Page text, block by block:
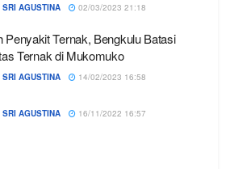
SRI AGUSTINA 02/03/2023 21:18
Penyakit Ternak, Bengkulu Batasi
Ternak di Mukomuko
SRI AGUSTINA 14/02/2023 16:58
SRI AGUSTINA 16/11/2022 16:57